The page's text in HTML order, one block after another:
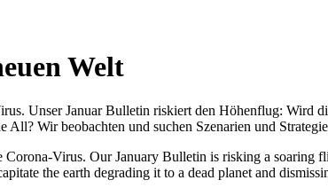
Welt
Unser Januar Bulletin riskiert den Höhenflug: Wird
All? Wir beobachten und suchen Szenarien und
Virus. Our January Bulletin is risking a soaring
the earth degrading it to a dead planet and